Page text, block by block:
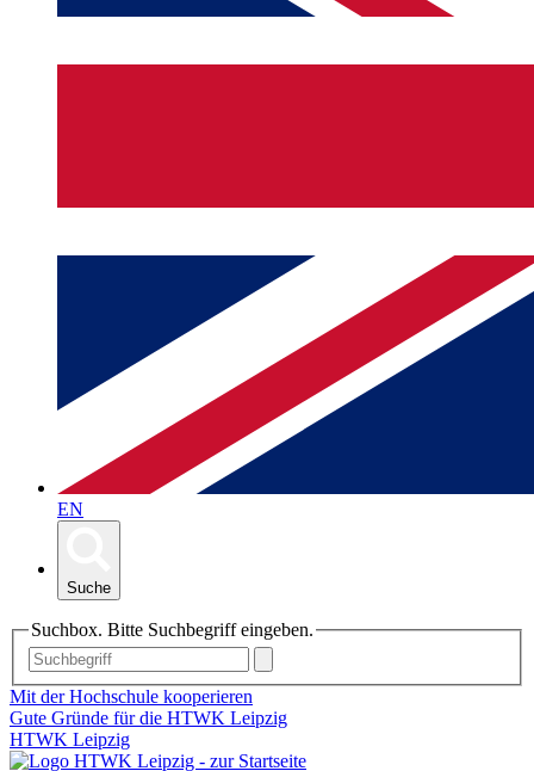
EN
Suche
Suchbox. Bitte Suchbegriff eingeben.
Mit der Hochschule kooperieren
Gute Gründe für die HTWK Leipzig
HTWK Leipzig